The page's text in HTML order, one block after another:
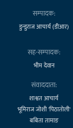
सम्पादक:
डुन्डुराज आचार्य (डीआर)
सह-सम्पादक:
भीम देवान
संवाददाता:
शाश्वत आचार्य
भूमिराज जोशी 'पिठातोली'
बबिता तामाङ